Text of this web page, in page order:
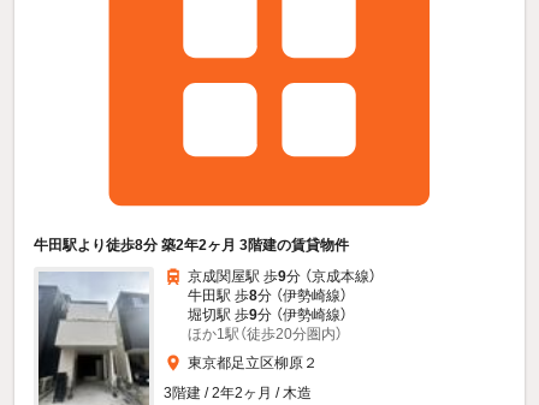
牛田駅より徒歩8分 築2年2ヶ月 3階建の賃貸物件
京成関屋駅 歩9分 （京成本線）
牛田駅 歩8分 （伊勢崎線）
堀切駅 歩9分 （伊勢崎線）
ほか1駅（徒歩20分圏内）
東京都足立区柳原２
3階建 / 2年2ヶ月 / 木造